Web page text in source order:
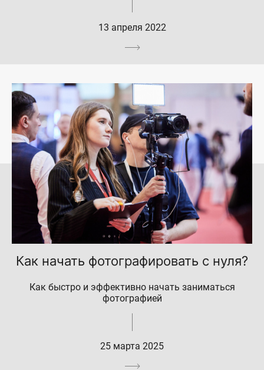
13 апреля 2022
Как начать фотографировать с нуля?
Как быстро и эффективно начать заниматься
фотографией
25 марта 2025